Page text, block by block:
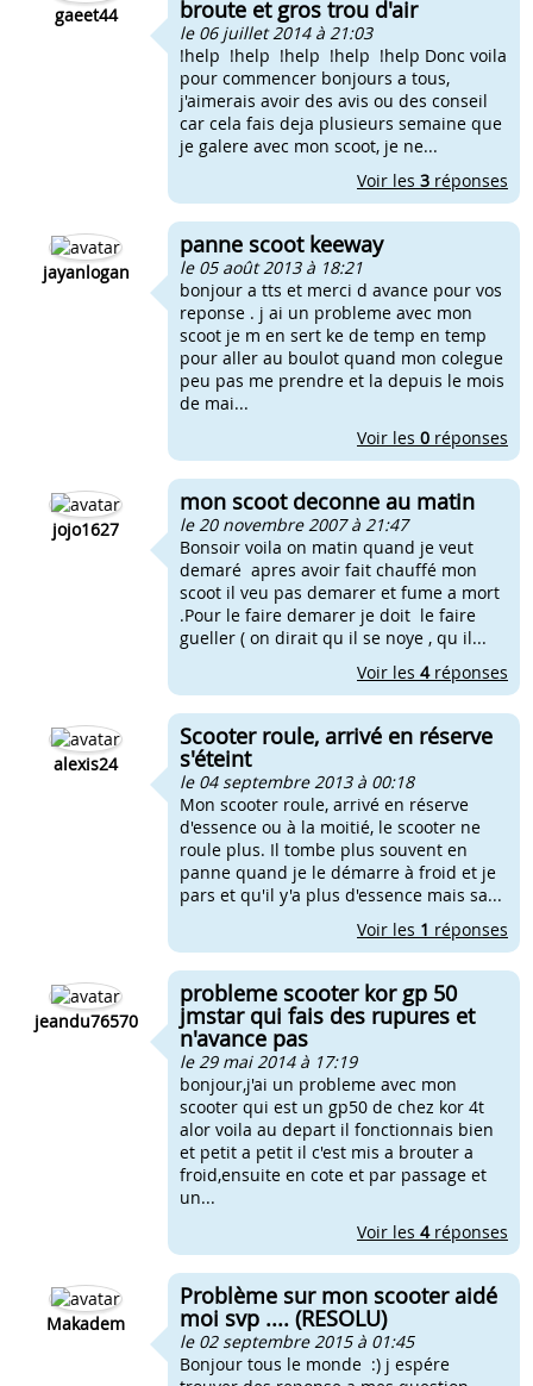
gaeet44 broute et gros trou d'air
le 06 juillet 2014 à 21:03
!help !help !help !help !help Donc voila
pour commencer bonjours a tous,
j'aimerais avoir des avis ou des conseil
car cela fais deja plusieurs semaine que
je galere avec mon scoot, je ne...
Voir les 3 réponses
jayanlogan
panne scoot keeway
le 05 août 2013 à 18:21
bonjour a tts et merci d avance pour vos
reponse . j ai un probleme avec mon
scoot je m en sert ke de temp en temp
pour aller au boulot quand mon colegue
peu pas me prendre et la depuis le mois
de mai...
Voir les 0 réponses
jojo1627
mon scoot deconne au matin
le 20 novembre 2007 à 21:47
Bonsoir voila on matin quand je veut
demaré apres avoir fait chauffé mon
scoot il veu pas demarer et fume a mort
.Pour le faire demarer je doit le faire
gueller ( on dirait qu il se noye , qu il...
Voir les 4réponses
alexis24
Scooter roule, arrivé en réserve
s'éteint
le 04 septembre 2013 à 00:18
Mon scooter roule, arrivé en réserve
d'essence ou à la moitié, le scooter ne
roule plus. Il tombe plus souvent en
panne quand je le démarre à froid et je
pars et qu'il y'a plus d'essence mais sa...
Voir les 1 réponses
jeandu76570
probleme scooter kor gp 50
jmstar qui fais des rupures et
n'avance pas
le 29 mai 2014 à 17:19
bonjour,j'ai un probleme avec mon
scooter qui est un gp50 de chez kor 4t
alor voila au depart il fonctionnais bien
et petit a petit il c'est mis a brouter a
froid,ensuite en cote et par passage et
un...
Voir les 4réponses
Makadem
Problème sur mon scooter aidé
moi svp .... (RESOLU)
le 02 septembre 2015 à 01:45
Bonjour tous le monde :) j espére